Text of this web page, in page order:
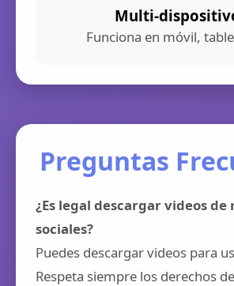
Multi-
Funciona en móvil,
Preguntas
¿Es legal descargar videos de
sociales?
Puedes descargar videos para
Respeta siempre los derechos